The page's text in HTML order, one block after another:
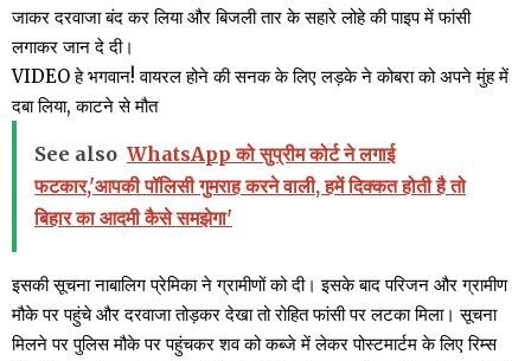
जाकर दरवाजा बंद कर लिया और बिजली तार के सहारे लोहे की पाइप में फांसी
लगाकर जान दे दी।
VIDEO हे भगवान! वायरल होने की सनक के लिए लड़के ने कोबरा को अपने मुंह में
दबा लिया, काटने से मौत
See also WhatsApp को सुप्रीम कोर्ट ने लगाई
फटकार,'आपकी पॉलिसी गुमराह करने वाली, हमें दिक्कत होती है तो
बिहार का आदमी कैसे समझेगा'
इसकी सूचना नाबालिग प्रेमिका ने ग्रामीणों को दी। इसके बाद परिजन और ग्रामीण
मौके पर पहुंचे और दरवाजा तोड़कर देखा तो रोहित फांसी पर लटका मिला। सूचना
मिलने पर पुलिस मौके पर पहुंचकर शव को कब्जे में लेकर पोस्टमार्टम के लिए रिम्स